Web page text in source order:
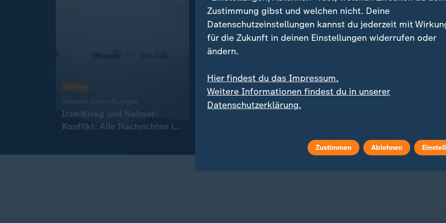
Liveblog
Aktuelle Entwicklungen
Iran-Krieg und Nahost-
Konflikt: Alle Nachrichten im
Niedrigwasser belastet Lieferketten
Erste Länder heben Lkw-
Sonntagsfahrverbot auf
Trikot
Zustimmung gibst und welchen nicht. Deine
Datenschutzeinstellungen kannst du jederzeit mit
für die Zukunft in deinen Einstellungen widerrufen oder
ändern.
Hier findest du das Impressum.
Weitere Informationen findest du in unserer
Datenschutzerklärung.
Zustimmen Ablehnen